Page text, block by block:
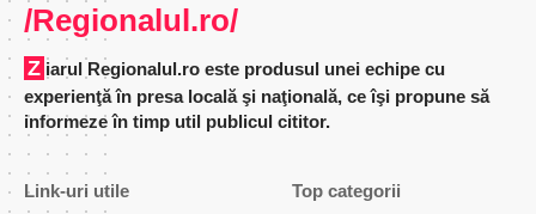
/Regionalul.ro/
Ziarul Regionalul.ro este produsul unei echipe cu
experienţă în presa locală şi naţională, ce îşi propune să
informeze în timp util publicul cititor.
Link-uri utile Top categorii